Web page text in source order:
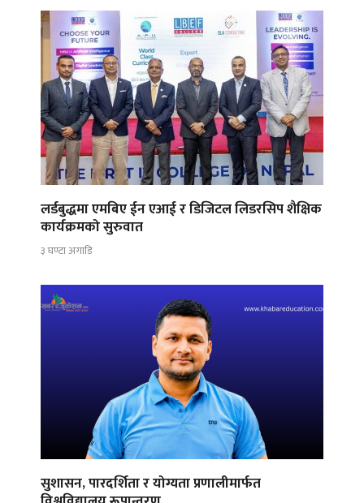
लर्डबुद्धमा एमबिए ईन एआई र डिजिटल लिडरसिप शैक्षिक
कार्यक्रमको सुरुवात
३ घण्टा अगाडि
सुशासन, पारदर्शिता र योग्यता प्रणालीमार्फत